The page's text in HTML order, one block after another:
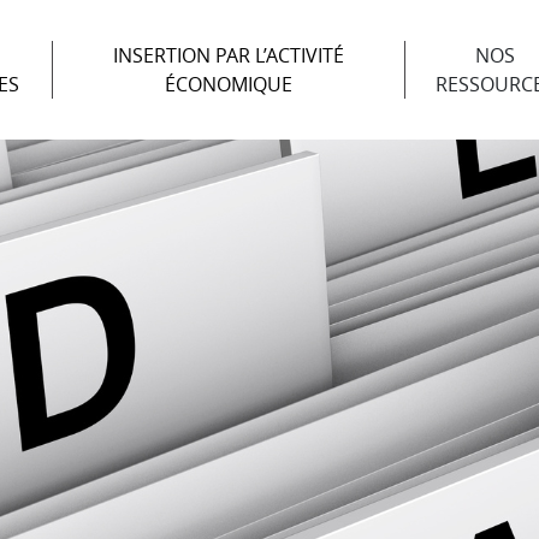
INSERTION PAR L’ACTIVITÉ
ÉCONOMIQUE
NOS